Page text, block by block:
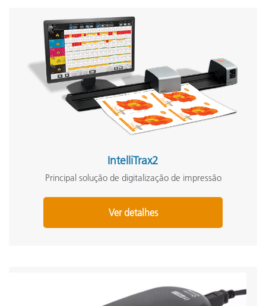
IntelliTrax2
Principal solução de digitalização de impressão
Ver detalhes